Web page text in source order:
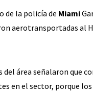
de la policía de Miami
aerotransportadas al
del área señalaron que
en el sector, porque